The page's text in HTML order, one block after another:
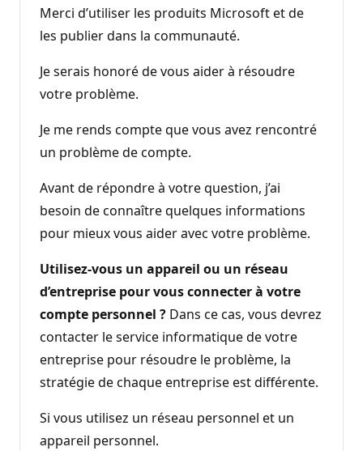
Merci d’utiliser les produits Microsoft et de
les publier dans la communauté.
Je serais honoré de vous aider à résoudre
votre problème.
Je me rends compte que vous avez rencontré
un problème de compte.
Avant de répondre à votre question, j’ai
besoin de connaître quelques informations
pour mieux vous aider avec votre problème.
Utilisez-vous un appareil ou un réseau
d’entreprise pour vous connecter à votre
compte personnel ? Dans ce cas, vous devrez
contacter le service informatique de votre
entreprise pour résoudre le problème, la
stratégie de chaque entreprise est différente.
Si vous utilisez un réseau personnel et un
appareil personnel.